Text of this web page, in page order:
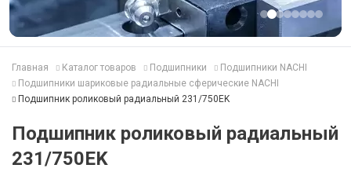
Главная Каталог товаров Подшипники
Подшипники NACHI
Подшипники шариковые радиальные сферические NACHI
Подшипник роликовый радиальный 231/750EK
Подшипник роликовый радиальный
231/750EK